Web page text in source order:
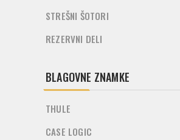
STREŠNI ŠOTORI
REZERVNI DELI
BLAGOVNE ZNAMKE
THULE
CASE LOGIC